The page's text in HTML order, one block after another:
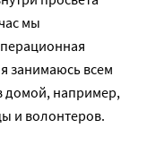
мы
занимаюсь всем
домой, например,
и волонтеров.